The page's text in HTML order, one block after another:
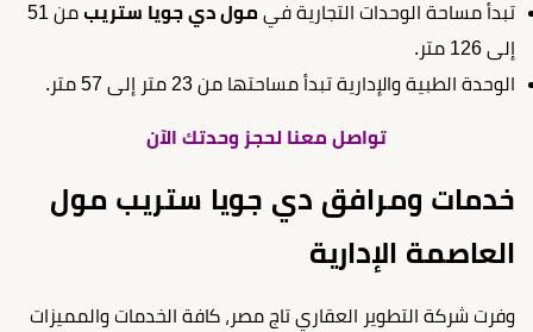
تبدأ مساحة الوحدات التجارية في مول دي جويا ستريب
من 51
إلى 126 متر.
الوحدة الطبية والإدارية تبدأ مساحتها من 23 متر إلى 57 متر.
تواصل معنا لحجز وحدتك الآن
خدمات ومرافق دي جويا ستريب مول
العاصمة الإدارية
وفرت شركة التطوير العقاري تاج مصر، كافة الخدمات والمميزات